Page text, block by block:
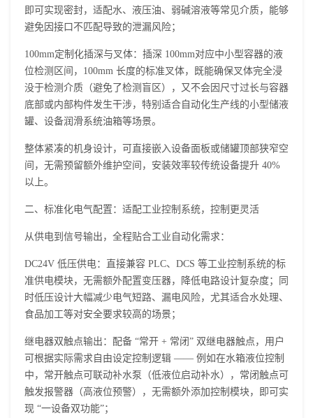
即可实现密封，适配水、液压油、弱碱溶液等常见介质，能够
避免因接口不匹配导致的泄漏风险；
100mm定制化插深与叉体：插深 100mm对应中小型容器的液
位检测区间，100mm 长度的标准叉体，既能确保叉体完全浸
没于检测介质（避免了检测盲区），又不会因尺寸过长与容器
底部或内部构件发生干涉，特别适合自动化生产线的小型储液
罐、设备润滑系统油箱等场景。
整体紧凑的机身设计，可直接嵌入设备面板或储罐顶部狭窄空
间，无需预留额外维护空间，安装效率较传统设备提升 40%
以上。
二、标准化电气配置：适配工业控制系统，控制更灵活
从供电到信号输出，全程贴合工业自动化需求：
DC24V 低压供电：直接兼容 PLC、DCS 等工业控制系统的标
准供电模块，无需额外配置变压器，降低电路设计复杂度；同
时低压设计大幅减少电气短路、漏电风险，尤其适合水处理、
食品加工等对安全要求较高的场景；
继电器双触点输出：配备 “常开 + 常闭” 双继电器触点，用户
可根据实际需求自由设定控制逻辑 —— 例如在水箱液位控制
中，常开触点可联动补水泵（低液位启动补水），常闭触点可
触发报警器（高液位预警），无需额外添加控制模块，即可实
现 “一设备双功能”；